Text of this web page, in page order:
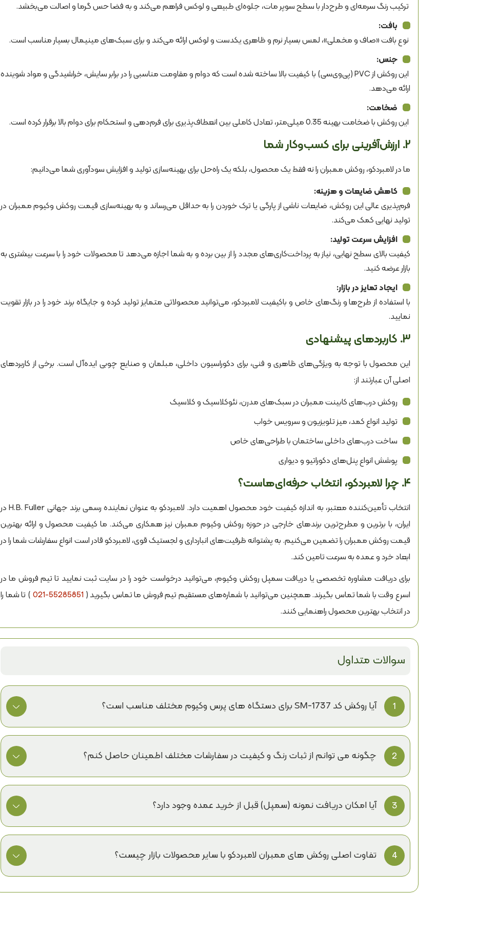
ترکیب رنگ سرمه‌ای و طرح‌دار با سطح سوپر مات، جلوه‌ای طبیعی و لوکس فراهم می‌کند و به فضا حس گرما و اصالت می‌بخشد.
بافت:
نوع بافت «صاف و مخملی»، لمس بسیار نرم و ظاهری یکدست و لوکس ارائه می‌کند و برای سبک‌های مینیمال بسیار مناسب است.
جنس:
این روکش از PVC (پی‌وی‌سی) با کیفیت بالا ساخته شده است که دوام و مقاومت مناسبی را در برابر سایش، خراشیدگی و مواد شوینده
ارائه می‌دهد.
ضخامت:
این روکش با ضخامت بهینه 0.35 میلی‌متر، تعادل کاملی بین انعطاف‌پذیری برای فرم‌دهی و استحکام برای دوام بالا برقرار کرده است.
۲. ارزش‌آفرینی برای کسب‌وکار شما
ما در لامبردکو، روکش ممبران را نه فقط یک محصول، بلکه یک راه‌حل برای بهینه‌سازی تولید و افزایش سودآوری شما می‌دانیم:
کاهش ضایعات و هزینه:
فرم‌پذیری عالی این روکش، ضایعات ناشی از پارگی یا ترک خوردن را به حداقل می‌رساند و به بهینه‌سازی قیمت روکش وکیوم ممبران در
تولید نهایی کمک می‌کند.
افزایش سرعت تولید:
کیفیت بالای سطح نهایی، نیاز به پرداخت‌کاری‌های مجدد را از بین برده و به شما اجازه می‌دهد تا محصولات خود را با سرعت بیشتری به
بازار عرضه کنید.
ایجاد تمایز در بازار:
با استفاده از طرح‌ها و رنگ‌های خاص و باکیفیت لامبردکو، می‌توانید محصولاتی متمایز تولید کرده و جایگاه برند خود را در بازار تقویت
نمایید.
۳. کاربردهای پیشنهادی
این محصول با توجه به ویژگی‌های ظاهری و فنی، برای دکوراسیون داخلی، مبلمان و صنایع چوبی ایده‌آل است. برخی از کاربردهای
اصلی آن عبارتند از:
روکش درب‌های کابینت ممبران در سبک‌های مدرن، نئوکلاسیک و کلاسیک
تولید انواع کمد، میز تلویزیون و سرویس خواب
ساخت درب‌های داخلی ساختمان با طراحی‌های خاص
پوشش انواع پنل‌های دکوراتیو و دیواری
۴. چرا لامبردکو، انتخاب حرفه‌ای‌هاست؟
انتخاب تأمین‌کننده معتبر، به اندازه کیفیت خود محصول اهمیت دارد. لامبردکو به عنوان نماینده رسمی برند جهانی H.B. Fuller در
ایران، با برترین و مطرح‌ترین برندهای خارجی در حوزه روکش وکیوم ممبران نیز همکاری می‌کند. ما کیفیت محصول و ارائه بهترین
قیمت روکش ممبران را تضمین می‌کنیم. به پشتوانه ظرفیت‌های انبارداری و لجستیک قوی، لامبردکو قادر است انواع سفارشات شما را در
ابعاد خرد و عمده به سرعت تامین کند.
برای دریافت مشاوره تخصصی یا دریافت سمپل روکش وکیوم، می‌توانید درخواست خود را در سایت ثبت نمایید تا تیم فروش ما در
اسرع وقت با شما تماس بگیرند. همچنین می‌توانید با شماره‌های مستقیم تیم فروش ما تماس بگیرید ( 021-55285851 ) تا شما را
در انتخاب بهترین محصول راهنمایی کنند.
سوالات متداول
1 آیا روکش کد SM-1737 برای دستگاه های پرس وکیوم مختلف مناسب است؟
بله، این روکش با ضخامت استاندارد 0.35 میلی متر و انعطاف پذیری بالا، برای کار با اکثر دستگاه های پرس
وکیوم موجود در بازار بهینه سازی شده است و چسبندگی عالی را بر روی انواع چسب ممبران فراهم می کند.
2 چگونه می توانم از ثبات رنگ و کیفیت در سفارشات مختلف اطمینان حاصل کنم؟
لامبردکو ثبات رنگ/طرح و کیفیت را در تمامی بچ های تولیدی با کنترل کیفی دقیق تضمین می کند تا
سفارشات تکراری شما با نمونه اولیه مطابقت داشته باشد.
3 آیا امکان دریافت نمونه (سمپل) قبل از خرید عمده وجود دارد؟
بله، امکان ارسال سمپل کد SM-1737 برای بررسی دقیق کیفیت، رنگ/طرح و بافت فراهم است.
4
تفاوت اصلی روکش های ممبران لامبردکو با سایر محصولات بازار چیست؟